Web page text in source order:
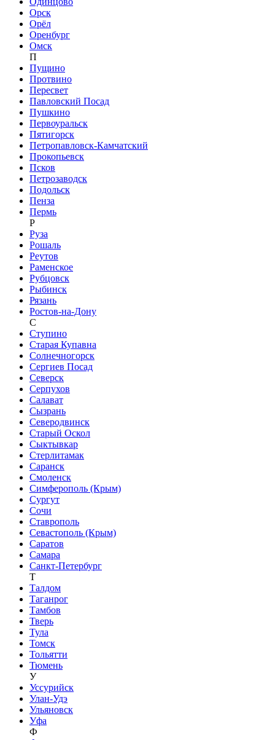
Орск
Орёл
Оренбург
Омск
П
Пущино
Протвино
Пересвет
Павловский Посад
Пушкино
Первоуральск
Пятигорск
Петропавловск-Камчатский
Прокопьевск
Псков
Петрозаводск
Подольск
Пенза
Пермь
Р
Руза
Рошаль
Реутов
Раменское
Рубцовск
Рыбинск
Рязань
Ростов-на-Дону
С
Ступино
Старая Купавна
Солнечногорск
Сергиев Посад
Северск
Серпухов
Салават
Сызрань
Северодвинск
Старый Оскол
Сыктывкар
Стерлитамак
Саранск
Смоленск
Симферополь (Крым)
Сургут
Сочи
Ставрополь
Севастополь (Крым)
Саратов
Самара
Санкт-Петербург
Т
Талдом
Таганрог
Тамбов
Тверь
Тула
Томск
Тольятти
Тюмень
У
Уссурийск
Улан-Удэ
Ульяновск
Уфа
Ф